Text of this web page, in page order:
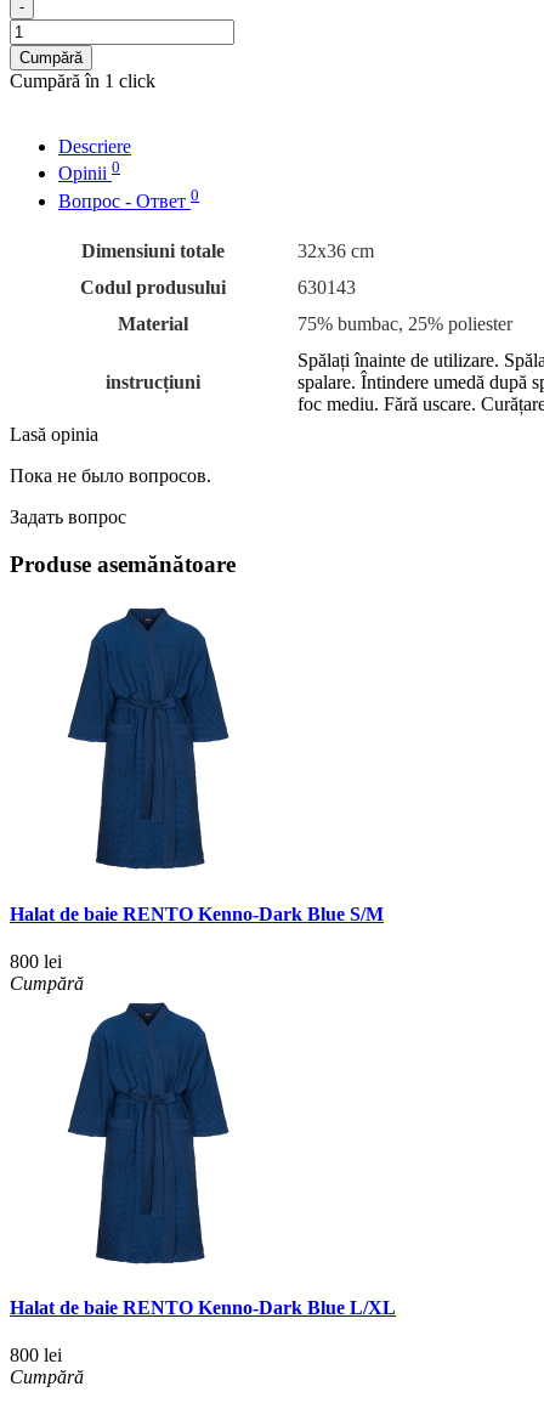
-
Cumpără
Cumpără în 1 click
Descriere
Opinii 0
Вопрос - Ответ 0
Dimensiuni totale
32x36 cm
Codul produsului
630143
Material
75% bumbac, 25% poliester
instrucțiuni
Spălați înainte de utilizare.
spalare. Întindere umedă după
foc mediu. Fără uscare.
Lasă opinia
Пока не было вопросов.
Задать вопрос
Produse asemănătoare
Halat de baie RENTO Kenno-Dark Blue S/M
800 lei
Cumpără
Halat de baie RENTO Kenno-Dark Blue L/XL
800 lei
Cumpără